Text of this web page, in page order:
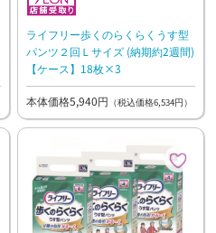
ライフリー歩くのらくらくうす型
パンツ２回Ｌサイズ (納期約2週間)
【ケース】18枚×3
本体価格5,940円 （税込価格6,534円）